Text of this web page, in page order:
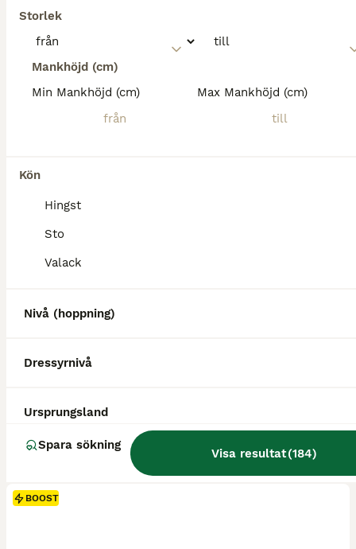
Storlek
Mankhöjd (cm)
Min Mankhöjd (cm)
Max Mankhöjd (cm)
Kön
Hingst
Sto
Valack
Nivå (hoppning)
Dressyrnivå
Ursprungsland
Spara sökning
Visa resultat(184)
Curlyhingst med tölt
ÅlderHöjd Pris
BOOST